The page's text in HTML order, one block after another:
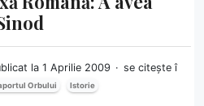
la 1 Aprilie 2009
se citește î
Orbului Istorie